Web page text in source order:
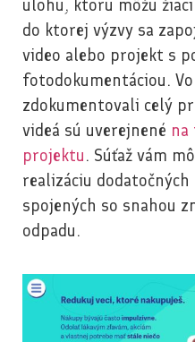
úlohu, ktorú môžu
do ktorej výzvy sa
video alebo projekt s
fotodokumentáciou.
zdokumentovali celý
videá sú uverejnené na
projektu. Súťaž vám
realizáciu
spojených so snahou
odpadu.